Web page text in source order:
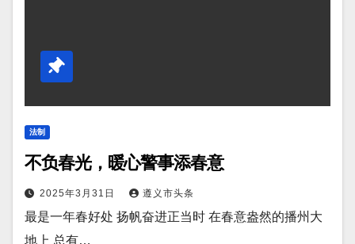
法制
不负春光，暖心警事添春意
2025年3月31日 遵义市头条
最是一年春好处 扬帆奋进正当时 在春意盎然的播州大
地上 总有…